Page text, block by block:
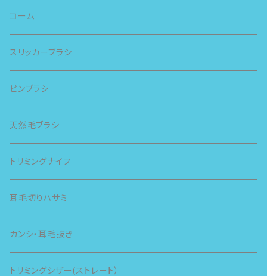
コーム
スリッカーブラシ
ピンブラシ
天然毛ブラシ
トリミングナイフ
耳毛切りハサミ
カンシ・耳毛抜き
トリミングシザー(ストレート）